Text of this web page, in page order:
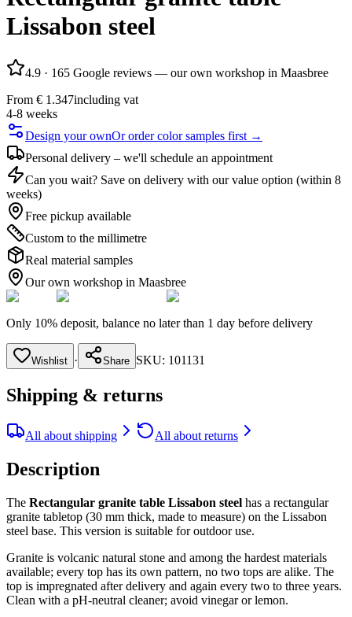
Lissabon steel
4.9 · 165 Google reviews — our own workshop in Maasbree
From € 1.347including vat
4-8 weeks
Design your ownOr order color samples first →
Personal delivery – we'll schedule an appointment
Can you wait? Save on delivery with our value option (within 8
weeks)
Free pickup available
Custom to the millimetre
Real material samples
Our own workshop in Maasbree
Only 10% deposit, balance no later than 1 day before delivery
Wishlist · Share SKU: 101131
Shipping & returns
All about shipping All about returns
Description
The Rectangular granite table Lissabon steel has a rectangular
granite tabletop (30 mm thick, made to measure) on the Lissabon
steel base. This version is suitable for outdoor use.
Granite is volcanic natural stone and among the hardest materials
available; every top has its own pattern, no two tops are alike. The
top is impregnated after delivery and again every two to three years.
Clean with a pH-neutral cleaner; avoid vinegar or lemon.